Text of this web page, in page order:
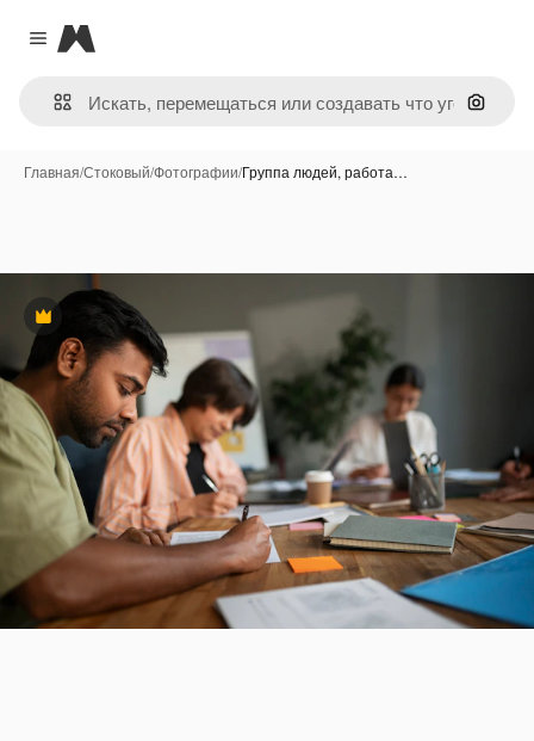
Close menu
Magnific
Поиск
Главная/Стоковый/Фотографии/Группа людей, работа…
Премиум